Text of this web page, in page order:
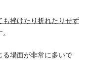
も挫けたり折れたりせず
る場面が非常に多いで